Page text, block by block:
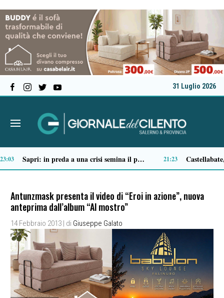
31 Luglio 2026
Ascea, nuova giunta per Sansone: Filippo Dragone vicesindaco, Egidio Criscuolo assessore ai Lavori Pubblici 14:51 Tortorella celebra la Fiera di San Basilio: tra antichi mestieri, bestiame e la musica della Bandabardò 14:49
Antunzmask presenta il video di “Eroi in azione”, nuova
anteprima dall’album “Al mostro”
14 Febbraio 2013 | di Giuseppe Galato